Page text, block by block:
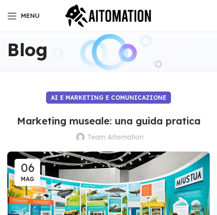
MENU
Blog
AI E MARKETING E COMUNICAZIONE
Marketing museale: una guida pratica
Team Aitomation
06
MAG